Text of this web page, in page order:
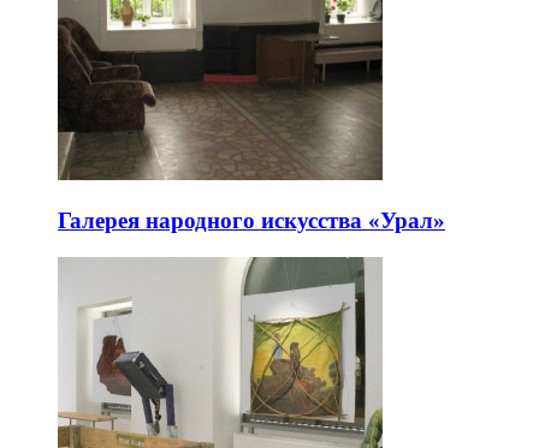
Галерея народного искусства «Урал»